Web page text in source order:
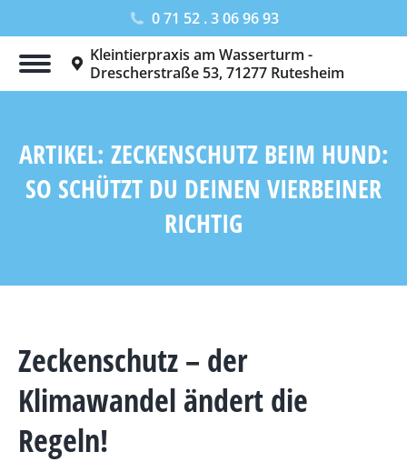
0 71 52 . 3 06 96 93
Kleintierpraxis am Wasserturm -
Drescherstraße 53, 71277 Rutesheim
ARTIKEL: ZECKENSCHUTZ BEIM HUND:
SO SCHÜTZT DU DEINEN VIERBEINER
RICHTIG
Zeckenschutz – der
Klimawandel ändert die
Regeln!